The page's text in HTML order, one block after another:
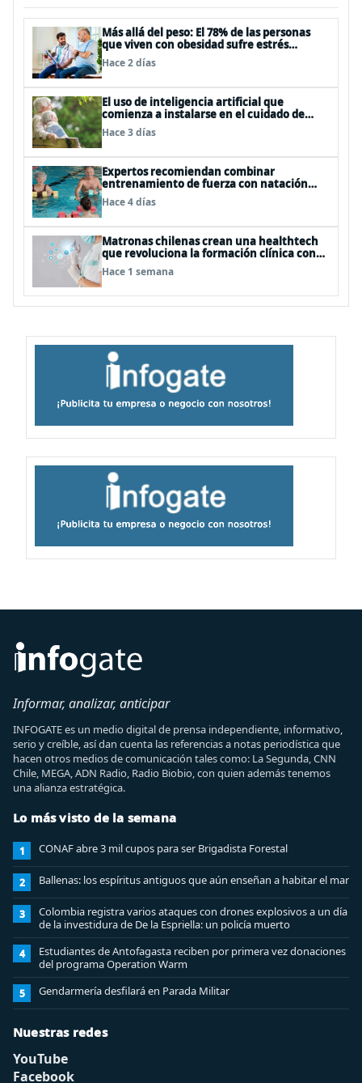
Más allá del peso: El 78% de las personas
que viven con obesidad sufre estrés
postraumático debido al estigma
Hace 2 días
El uso de inteligencia artificial que
comienza a instalarse en el cuidado de
personas mayores
Hace 3 días
Expertos recomiendan combinar
entrenamiento de fuerza con natación
para fortalecer la salud
Hace 4 días
Matronas chilenas crean una healthtech
que revoluciona la formación clínica con
simuladores inteligentes
Hace 1 semana
Informar, analizar, anticipar
INFOGATE es un medio digital de prensa independiente, informativo,
serio y creíble, así dan cuenta las referencias a notas periodística que
hacen otros medios de comunicación tales como: La Segunda, CNN
Chile, MEGA, ADN Radio, Radio Biobio, con quien además tenemos
una alianza estratégica.
Lo más visto de la semana
1 CONAF abre 3 mil cupos para ser Brigadista Forestal
2 Ballenas: los espíritus antiguos que aún enseñan a habitar el mar
3
Colombia registra varios ataques con drones explosivos a un día
de la investidura de De la Espriella: un policía muerto
4
Estudiantes de Antofagasta reciben por primera vez donaciones
del programa Operation Warm
5 Gendarmería desfilará en Parada Militar
Nuestras redes
YouTube
Facebook